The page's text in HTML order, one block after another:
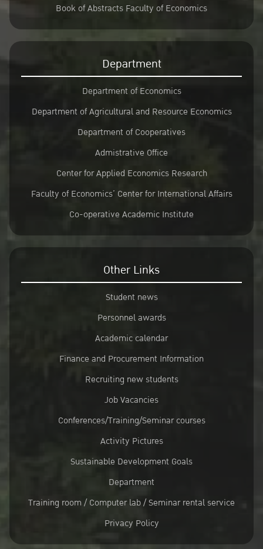
Book of Abstracts Faculty of Economics
Department
Department of Economics
Department of Agricultural and Resource Economics
Department of Cooperatives
Admistrative Office
Center for Applied Economics Research
Faculty of Economics’ Center for International Affairs
Co-operative Academic Institute
Other Links
Student news
Personnel awards
Academic calendar
Finance and Procurement Information
Recruiting new students
Job Vacancies
Conferences/Training/Seminar courses
Activity Pictures
Sustainable Development Goals
Department
Training room / Computer lab / Seminar rental service
Privacy Policy